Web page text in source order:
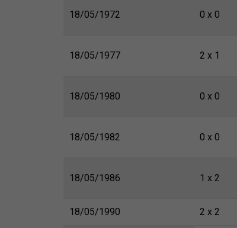
18/05/1972 0 x 0
18/05/1977 2 x 1
18/05/1980 0 x 0
18/05/1982 0 x 0
18/05/1986 1 x 2
18/05/1990 2 x 2